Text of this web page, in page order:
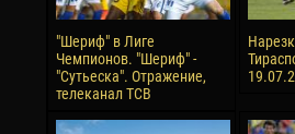
"Шериф" в Лиге
Чемпионов. "Шериф" -
"Сутьеска". Отражение,
телеканал ТСВ